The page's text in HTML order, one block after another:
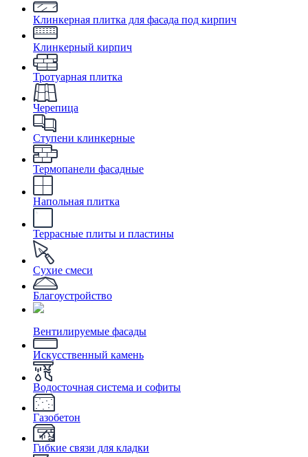
Клинкерная плитка для фасада под кирпич
Клинкерный кирпич
Тротуарная плитка
Черепица
Ступени клинкерные
Термопанели фасадные
Напольная плитка
Террасные плиты и пластины
Сухие смеси
Благоустройство
Вентилируемые фасады
Искусственный камень
Водосточная система и софиты
Газобетон
Гибкие связи для кладки